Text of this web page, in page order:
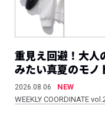
重見え回避！大人
みたい真夏のモノ
2026.08.06
NEW
WEEKLY COORDINATE